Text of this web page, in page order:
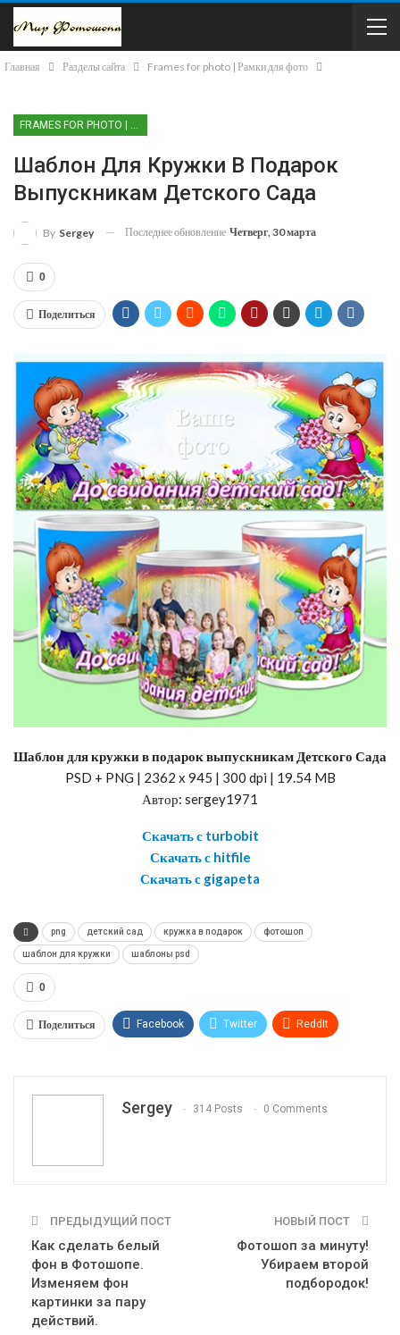
Главная Разделы сайта Frames for photo | Рамки для фото
Шаблон Для Кружки В Подарок
Выпускникам Детского Сада
By Sergey Последнее обновление Четверг, 30 марта
0
Поделиться
Шаблон для кружки в подарок выпускникам Детского Сада
PSD + PNG | 2362 x 945 | 300 dpi | 19.54 MB
Автор: sergey1971
Скачать с turbobit
Скачать с hitfile
Скачать с gigapeta
png детский сад кружка в подарок фотошоп
шаблон для кружки шаблоны psd
0
Поделиться Facebook Twitter ReddIt
Sergey 314 Posts 0 Comments
ПРЕДЫДУЩИЙ ПОСТ
Как сделать белый
фон в Фотошопе.
Изменяем фон
картинки за пару
действий.
НОВЫЙ ПОСТ
Фотошоп за минуту!
Убираем второй
подбородок!